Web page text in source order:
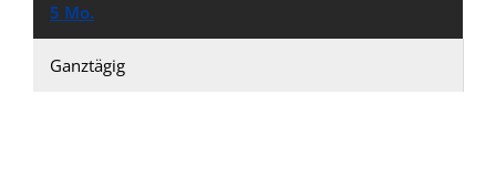
5 Mo.
Ganztägig